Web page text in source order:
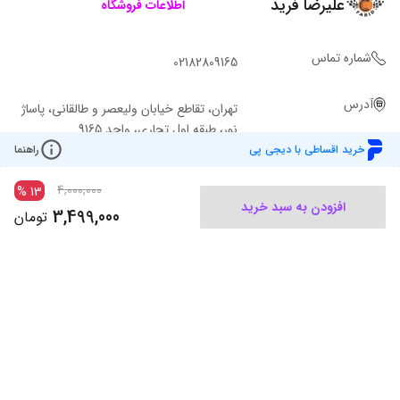
خرید اقساطی با دیجی پی راهنما
افزودن به سبد خرید
4,000,000
13
%
3,499,000 تومان
اطلاعات فروشگاه
شماره تماس 02182809165
آدرس
تهران، تقاطع خیابان ولیعصر و طالقانی، پاساژ
نور، طبقه اول تجاری، واحد 9165